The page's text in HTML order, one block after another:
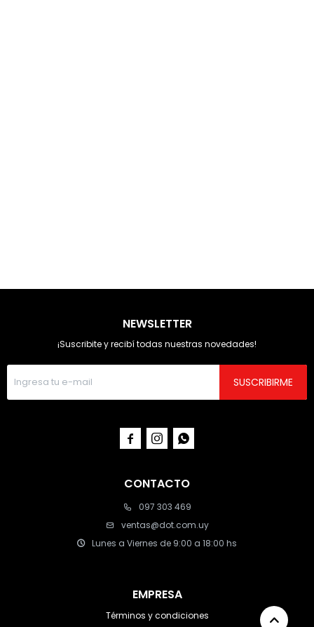
CONTACTO
097 303 469
ventas@dot.com.uy
Lunes a Viernes de 9:00 a 18:00 hs
EMPRESA
Términos y condiciones
NEWSLETTER
¡Suscribite y recibí todas nuestras novedades!
SUSCRIBIRME
  